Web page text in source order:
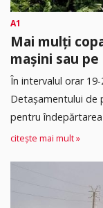
A1
Mai mulți
mașini sau
În intervalul orar
Detașamentului de
pentru
citește mai mult »